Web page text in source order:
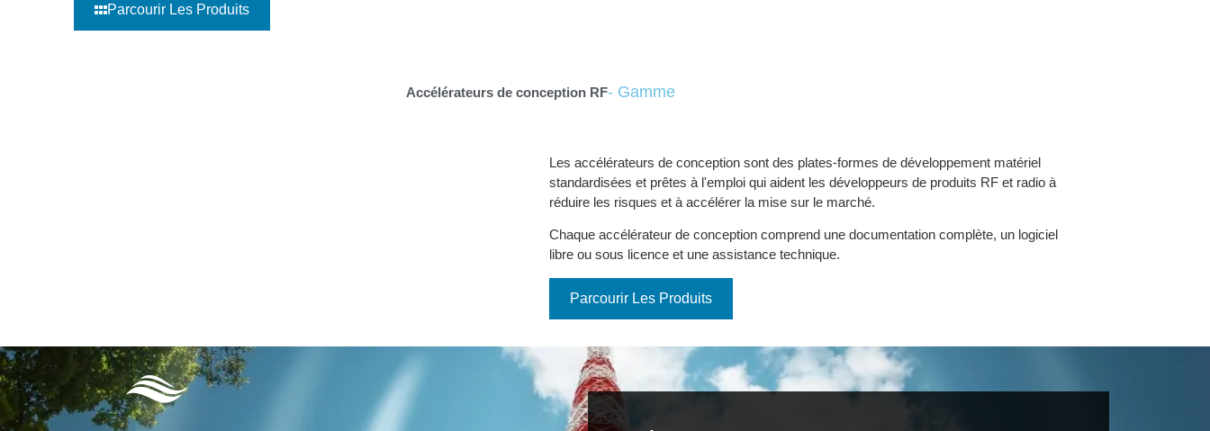
Parcourir Les Produits
Accélérateurs de conception RF- Gamme
Les accélérateurs de conception sont des plates-formes de développement matériel
standardisées et prêtes à l'emploi qui aident les développeurs de produits RF et radio à
réduire les risques et à accélérer la mise sur le marché.
Chaque accélérateur de conception comprend une documentation complète, un logiciel
libre ou sous licence et une assistance technique.
Parcourir Les Produits